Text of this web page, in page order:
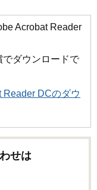
Acrobat Reader
ダウンロードで
Reader DCのダウ
せは